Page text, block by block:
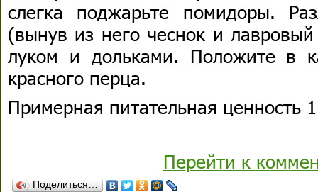
слегка поджарьте помидоры.
(вынув из него чеснок и
луком и дольками. Положите в
красного перца.
Примерная питательная ценность
Перейти к
Поделиться…